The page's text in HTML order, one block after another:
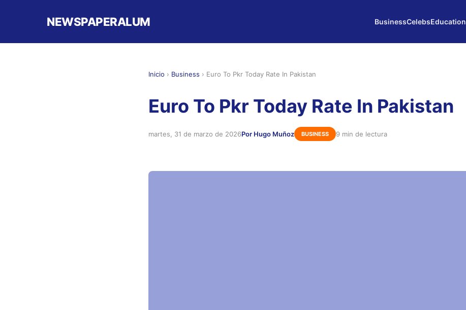
NEWSPAPERALUM BusinessCelebsEducation
Inicio › Business › Euro To Pkr Today Rate In Pakistan
Euro To Pkr Today Rate In Pakistan
martes, 31 de marzo de 2026Por Hugo Muñoz BUSINESS 9 min de lectura